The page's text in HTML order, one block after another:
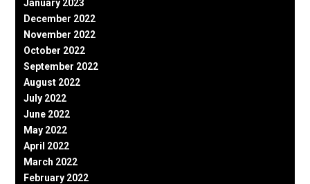
January 2023
December 2022
November 2022
October 2022
September 2022
August 2022
July 2022
June 2022
May 2022
April 2022
March 2022
February 2022